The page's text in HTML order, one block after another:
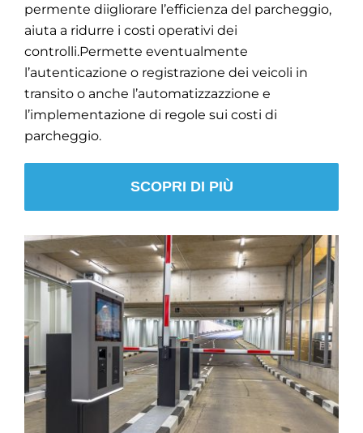
permente diigliorare l’efficienza del parcheggio,
aiuta a ridurre i costi operativi dei
controlli.Permette eventualmente
l’autenticazione o registrazione dei veicoli in
transito o anche l’automatizzazzione e
l’implementazione di regole sui costi di
parcheggio.
SCOPRI DI PIÙ